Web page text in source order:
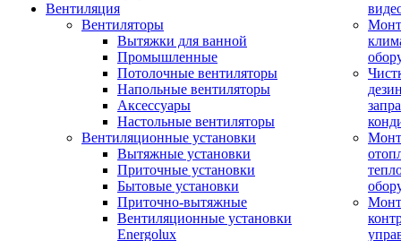
Вентиляция
Вентиляторы
Вытяжки для ванной
Промышленные
Потолочные вентиляторы
Напольные вентиляторы
Аксессуары
Настольные вентиляторы
Вентиляционные установки
Вытяжные установки
Приточные установки
Бытовые установки
Приточно-вытяжные
Вентиляционные установки
Energolux